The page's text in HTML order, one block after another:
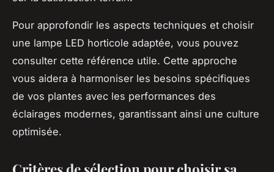
Pour approfondir les aspects techniques et choisir
une lampe LED horticole adaptée, vous pouvez
consulter cette référence utile. Cette approche
vous aidera à harmoniser les besoins spécifiques
de vos plantes avec les performances des
éclairages modernes, garantissant ainsi une culture
optimisée.